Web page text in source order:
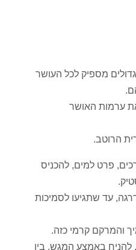
מספיק לכל העושר
ערמות האושר
הרוטב.
פרט למים, להכניס
עד שתגיעו לסמיכות
והמרקם קרמי כזה.
באמצע המגש, בין